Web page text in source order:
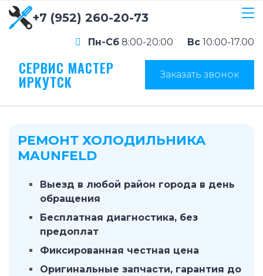
+7 (952) 260-20-73
Пн-Сб 8:00-20:00 Вс 10:00-17.00
СЕРВИС МАСТЕР
ИРКУТСК Заказать звонок
РЕМОНТ ХОЛОДИЛЬНИКА
MAUNFELD
Выезд в любой район города в день
обращения
Бесплатная диагностика, без
предоплат
Фиксированная честная цена
Оригинальные запчасти, гарантия до